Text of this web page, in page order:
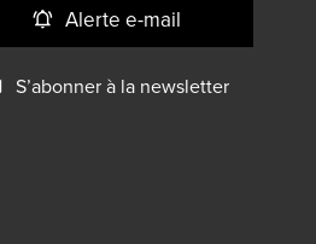
Alerte e-mail
S’abonner à la newsletter